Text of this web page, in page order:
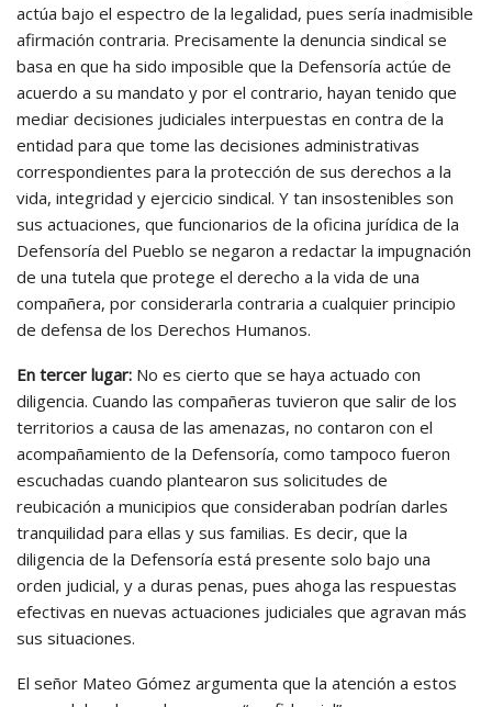
actúa bajo el espectro de la legalidad, pues sería inadmisible
afirmación contraria. Precisamente la denuncia sindical se
basa en que ha sido imposible que la Defensoría actúe de
acuerdo a su mandato y por el contrario, hayan tenido que
mediar decisiones judiciales interpuestas en contra de la
entidad para que tome las decisiones administrativas
correspondientes para la protección de sus derechos a la
vida, integridad y ejercicio sindical. Y tan insostenibles son
sus actuaciones, que funcionarios de la oficina jurídica de la
Defensoría del Pueblo se negaron a redactar la impugnación
de una tutela que protege el derecho a la vida de una
compañera, por considerarla contraria a cualquier principio
de defensa de los Derechos Humanos.
En tercer lugar: No es cierto que se haya actuado con
diligencia. Cuando las compañeras tuvieron que salir de los
territorios a causa de las amenazas, no contaron con el
acompañamiento de la Defensoría, como tampoco fueron
escuchadas cuando plantearon sus solicitudes de
reubicación a municipios que consideraban podrían darles
tranquilidad para ellas y sus familias. Es decir, que la
diligencia de la Defensoría está presente solo bajo una
orden judicial, y a duras penas, pues ahoga las respuestas
efectivas en nuevas actuaciones judiciales que agravan más
sus situaciones.
El señor Mateo Gómez argumenta que la atención a estos